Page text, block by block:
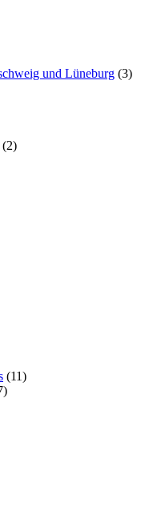
und Lüneburg (3)
(2)
(11)